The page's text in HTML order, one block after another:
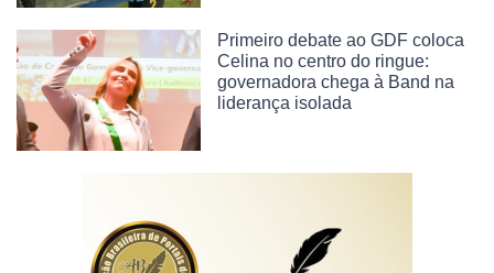
Primeiro debate ao GDF coloca
Celina no centro do ringue:
governadora chega à Band na
liderança isolada